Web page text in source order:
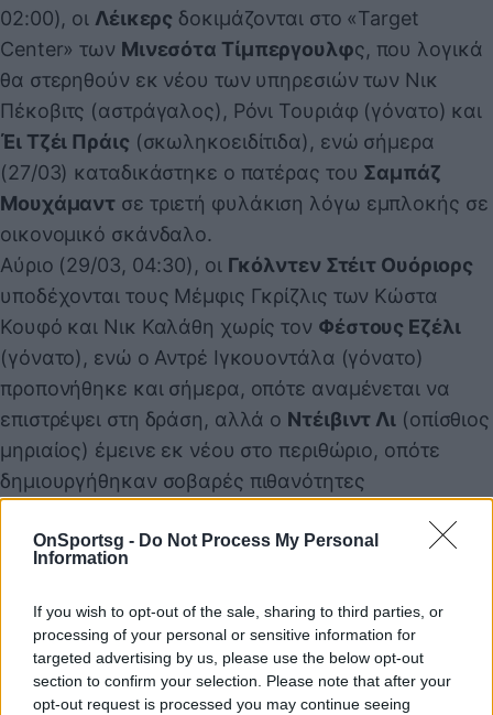
OnSportsg - Do Not Process My Personal
Information
If you wish to opt-out of the sale, sharing to third parties, or
processing of your personal or sensitive information for
targeted advertising by us, please use the below opt-out
section to confirm your selection. Please note that after your
opt-out request is processed you may continue seeing
02:00), οι Λέικερς δοκιμάζονται στο «Target
Center» των Μινεσότα Τίμπεργουλφς, που λογικά
θα στερηθούν εκ νέου των υπηρεσιών των Νικ
Πέκοβιτς (αστράγαλος), Ρόνι Τουριάφ (γόνατο) και
Έι Τζέι Πράις (σκωληκοειδίτιδα), ενώ σήμερα
(27/03) καταδικάστηκε ο πατέρας του Σαμπάζ
Μουχάμαντ σε τριετή φυλάκιση λόγω εμπλοκής σε
οικονομικό σκάνδαλο.
Αύριο (29/03, 04:30), οι Γκόλντεν Στέιτ Ουόριορς
υποδέχονται τους Μέμφις Γκρίζλις των Κώστα
Κουφό και Νικ Καλάθη χωρίς τον Φέστους Εζέλι
(γόνατο), ενώ ο Αντρέ Ιγκουοντάλα (γόνατο)
προπονήθηκε και σήμερα, οπότε αναμένεται να
επιστρέψει στη δράση, αλλά ο Ντέιβιντ Λι (οπίσθιος
μηριαίος) έμεινε εκ νέου στο περιθώριο, οπότε
δημιουργήθηκαν σοβαρές πιθανότητες
τον προπονητή του,Μαρκ Τζάκσον, δηλώνοντας
του,πριν πιθανή απόφαση για την τύχη του
κόουτς, ενώ από τις «αρκούδες» θα λείψει πάλι ο
Κουίνσι Ποντέξτερ (πόδι).
Επιστρέφοντας στα σημερινά ματς, οιΧιούστον